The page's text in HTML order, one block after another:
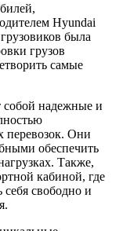
Hyundai
была
грузов
самые
надежные и
перевозок. Они
обеспечить
Также,
кабиной, где
себя свободно и